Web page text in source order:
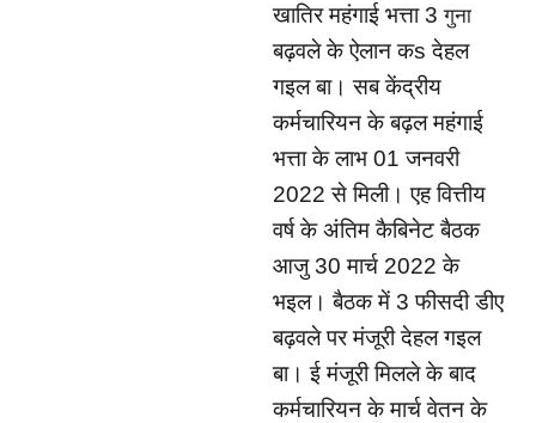
खातिर महंगाई भत्ता3गुना
बढ़वले के ऐलान कs देहल
गइल बा। सब केंद्रीय
कर्मचारियन के बढ़ल महंगाई
भत्ता के लाभ01जनवरी
2022से मिली। एह वित्तीय
वर्ष के अंतिम कैबिनेट बैठक
आजु30मार्च 2022के
भइल। बैठक में 3फीसदी डीए
बढ़वले पर मंजूरी देहल गइल
बा। ई मंजूरी मिलले के बाद
कर्मचारियन के मार्च वेतन के